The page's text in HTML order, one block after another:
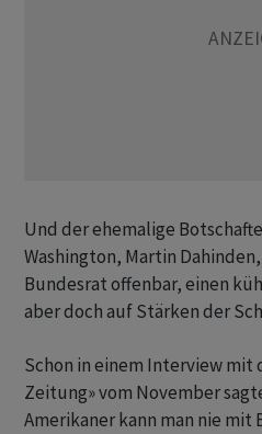
Und der ehemalige
Washington, Martin
Bundesrat offenbar, einen
aber doch auf Stärken der
Schon in einem Interview mit
Zeitung» vom November
Amerikaner kann man nie mit